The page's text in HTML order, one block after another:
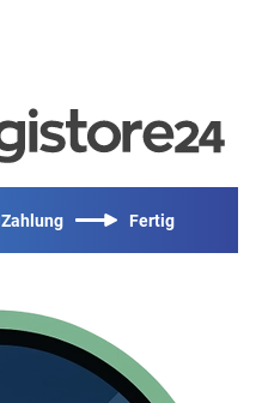
Zahlung Fertig